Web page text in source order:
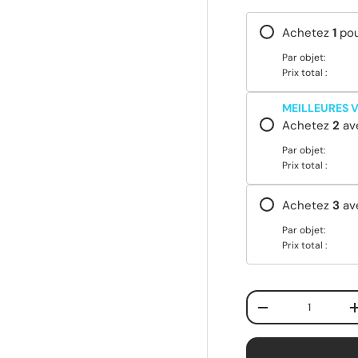
Achetez 1
Par objet:
Prix total :
MEILLEURES
Achetez 2
Par objet:
Prix total :
Achetez 3
Par objet:
Prix total :
Qté
-